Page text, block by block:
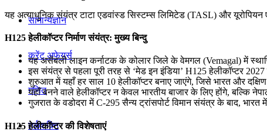
सामान्यज्ञान
करेंट अफेयर्स
गणित
तर्कशक्ति
यह अत्याधुनिक संयंत्र टाटा एडवांस्ड सिस्टम्स लिमिटेड (TASL) और
H125 हेलीकॉप्टर निर्माण संयंत्र: मुख्य बिन्दु
यह असेंबली लाइन कर्नाटक के कोलार जिले के वेमगल (Vemagal) में
इस संयंत्र से पहला पूरी तरह से ‘मेड इन इंडिया’ H125 हेलीकॉप्टर
शुरुआत में यहाँ हर साल 10 हेलीकॉप्टर बनाए जाएंगे, जिसे भारत और दक्षिण
यहाँ बनने वाले हेलीकॉप्टर न केवल भारतीय बाजार के लिए होंगे, बल्कि
गुजरात के वडोदरा में C-295 सैन्य ट्रांसपोर्ट विमान संयंत्र के बाद, भारत
H125 हेलीकॉप्टर की विशेषताएं